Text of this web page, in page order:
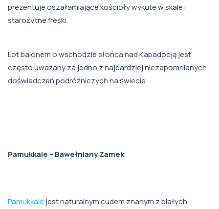
prezentuje oszałamiające kościoły wykute w skale i
starożytne freski.
Lot balonem o wschodzie słońca nad Kapadocją jest
często uważany za jedno z najbardziej niezapomnianych
doświadczeń podróżniczych na świecie.
Pamukkale – Bawełniany Zamek
Pamukkale jest naturalnym cudem znanym z białych